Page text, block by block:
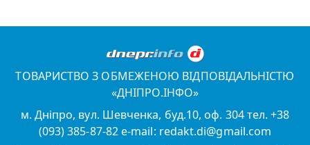
ТОВАРИСТВО З ОБМЕЖЕНОЮ ВІДПОВІДАЛЬНІСТЮ
«ДНІПРО.ІНФО»
м. Дніпро, вул. Шевченка, буд.10, оф. 304 тел. +38
(093) 385-87-82 e-mail: redakt.di@gmail.com